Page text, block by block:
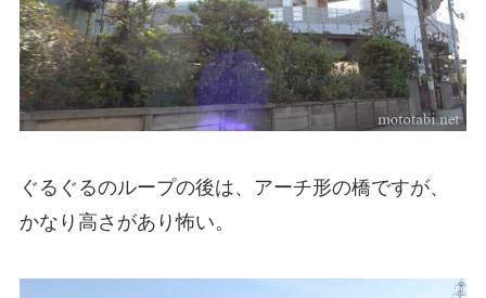
ぐるぐるのループの後は、アーチ形の橋ですが、
かなり高さがあり怖い。